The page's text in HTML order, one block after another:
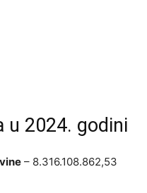
u 2024. godini
– 8.316.108.862,53